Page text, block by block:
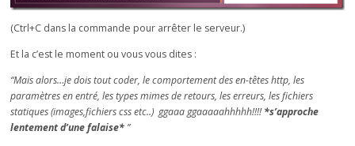
(Ctrl+C dans la commande pour arrêter le serveur.)
Et la c’est le moment ou vous vous dites :
“Mais alors…je dois tout coder, le comportement des en-têtes http, les
paramètres en entré, les types mimes de retours, les erreurs, les fichiers
statiques (images,fichiers css etc..) ggaaa ggaaaaahhhhh!!!!*s’approche
lentement d’une falaise* ”